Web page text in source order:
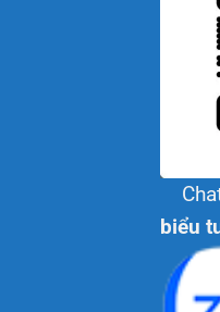
biểu